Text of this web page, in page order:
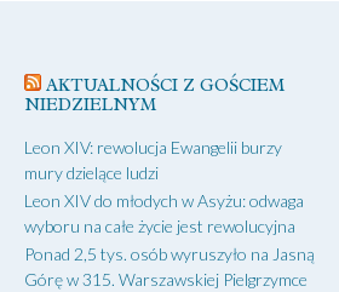
AKTUALNOŚCI Z GOŚCIEM
NIEDZIELNYM
Leon XIV: rewolucja Ewangelii burzy
mury dzielące ludzi
Leon XIV do młodych w Asyżu: odwaga
wyboru na całe życie jest rewolucyjna
Ponad 2,5 tys. osób wyruszyło na Jasną
Górę w 315. Warszawskiej Pielgrzymce